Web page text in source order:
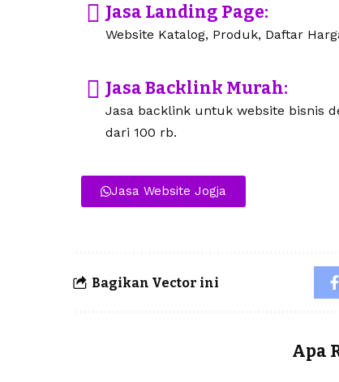
Jasa Landing Page:
Website Katalog, Produk, Daftar
Jasa Backlink Murah:
Jasa backlink untuk website bisnis
dari 100 rb.
Jasa Website Jogja
Bagikan Vector ini
Apa